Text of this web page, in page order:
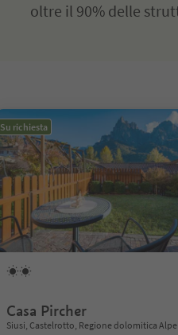
oltre il 90% delle
Su richiesta
Casa Pircher
Siusi, Castelrotto, Regione dolomitica Alpe